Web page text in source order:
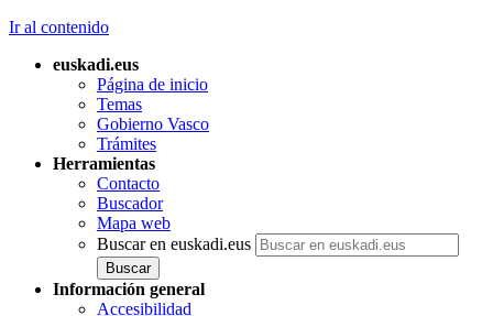
Ir al contenido
euskadi.eus
Página de inicio
Temas
Gobierno Vasco
Trámites
Herramientas
Contacto
Buscador
Mapa web
Buscar en euskadi.eus
Información general
Accesibilidad